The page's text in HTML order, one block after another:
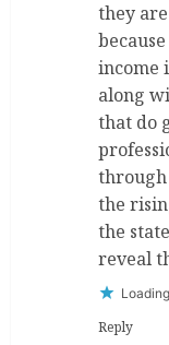
they
income
along
that do
the
the
reveal
Reply